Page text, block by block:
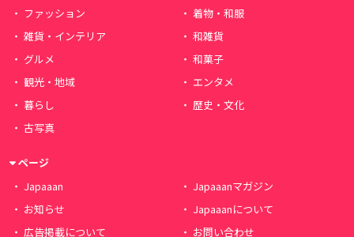
ファッション
着物・和服
雑貨・インテリア
和雑貨
グルメ
和菓子
観光・地域
エンタメ
暮らし
歴史・文化
古写真
ページ
Japaaan
Japaaanマガジン
お知らせ
Japaaanについて
広告掲載について
お問い合わせ